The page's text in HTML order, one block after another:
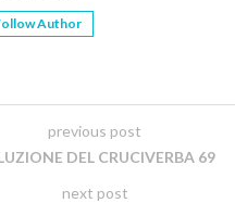
Author
previous post
DEL CRUCIVERBA 69
next post